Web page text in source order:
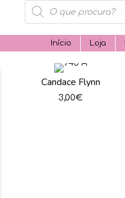
Products
search
Início Loja
Candace Flynn
3,00€